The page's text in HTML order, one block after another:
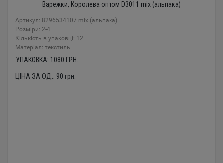
Варежки, Королева оптом D3011 mix (альпака)
Артикул: 8296534107 mix (альпака)
Розміри: 2-4
Кількість в упаковці: 12
Mатеріал: текстиль
УПАКОВКА: 1080 ГРН.
ЦІНА ЗА ОД.: 90 грн.